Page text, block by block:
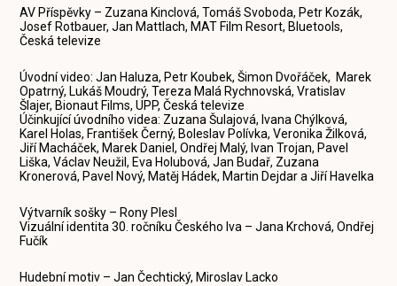
AV Příspěvky – Zuzana Kinclová, Tomáš Svoboda, Petr Kozák,
Josef Rotbauer, Jan Mattlach, MAT Film Resort, Bluetools,
Česká televize
Úvodní video: Jan Haluza, Petr Koubek, Šimon Dvořáček, Marek
Opatrný, Lukáš Moudrý, Tereza Malá Rychnovská, Vratislav
Šlajer, Bionaut Films, UPP, Česká televize
Účinkující úvodního videa: Zuzana Šulajová, Ivana Chýlková,
Karel Holas, František Černý, Boleslav Polívka, Veronika Žilková,
Jiří Macháček, Marek Daniel, Ondřej Malý, Ivan Trojan, Pavel
Liška, Václav Neužil, Eva Holubová, Jan Budař, Zuzana
Kronerová, Pavel Nový, Matěj Hádek, Martin Dejdar a Jiří Havelka
Výtvarník sošky – Rony Plesl
Vizuální identita 30. ročníku Českého lva – Jana Krchová, Ondřej
Fučík
Hudební motiv – Jan Čechtický, Miroslav Lacko